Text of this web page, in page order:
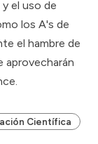
el uso de
los A's de
el hambre de
aprovecharán
Científica